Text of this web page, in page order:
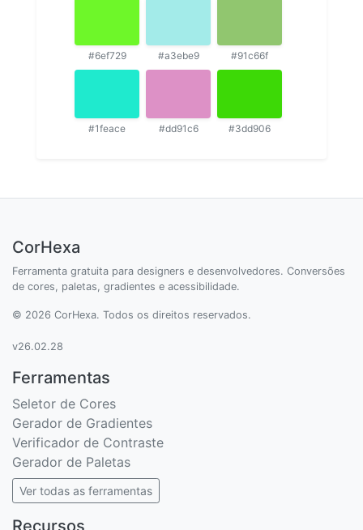
#6ef729 #a3ebe9 #91c66f
#1feace #dd91c6 #3dd906
CorHexa
Ferramenta gratuita para designers e desenvolvedores. Conversões
de cores, paletas, gradientes e acessibilidade.
© 2026 CorHexa. Todos os direitos reservados.
v26.02.28
Ferramentas
Seletor de Cores
Gerador de Gradientes
Verificador de Contraste
Gerador de Paletas
Ver todas as ferramentas
Recursos